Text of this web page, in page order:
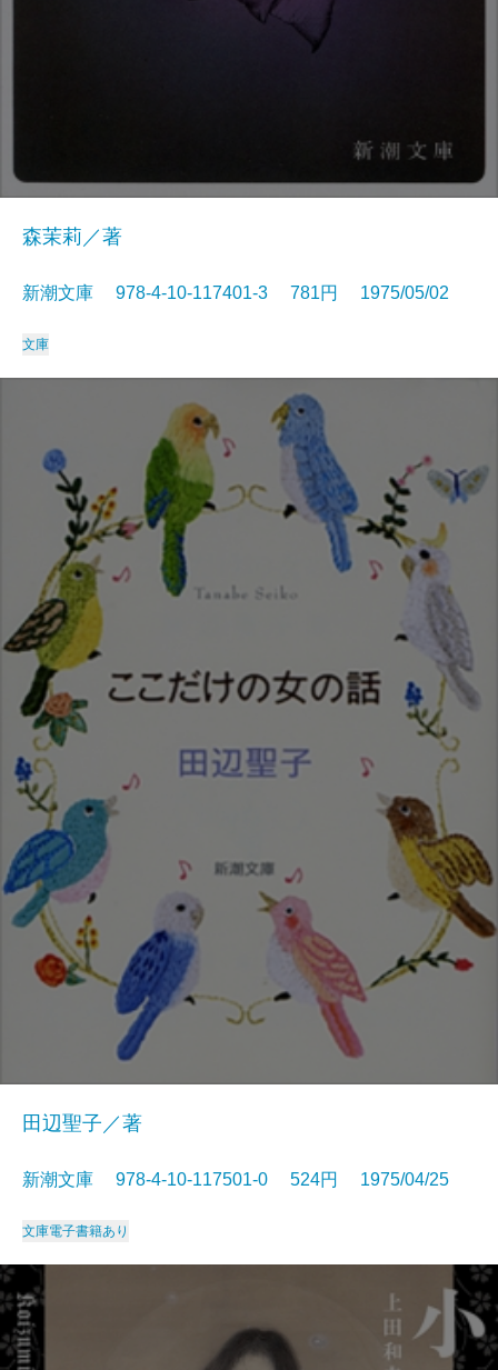
森茉莉／著
新潮文庫 978-4-10-117401-3 781円 1975/05/02
文庫
田辺聖子／著
新潮文庫 978-4-10-117501-0 524円 1975/04/25
文庫電子書籍あり